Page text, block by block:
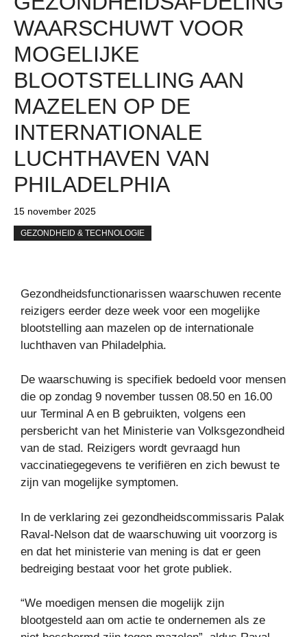
WAARSCHUWT VOOR
MOGELIJKE
BLOOTSTELLING AAN
MAZELEN OP DE
INTERNATIONALE
LUCHTHAVEN VAN
PHILADELPHIA
15 november 2025
GEZONDHEID & TECHNOLOGIE
Gezondheidsfunctionarissen waarschuwen recente
reizigers eerder deze week voor een mogelijke
blootstelling aan mazelen op de internationale
luchthaven van Philadelphia.
De waarschuwing is specifiek bedoeld voor mensen
die op zondag 9 november tussen 08.50 en 16.00
uur Terminal A en B gebruikten, volgens een
persbericht van het Ministerie van Volksgezondheid
van de stad. Reizigers wordt gevraagd hun
vaccinatiegegevens te verifiëren en zich bewust te
zijn van mogelijke symptomen.
In de verklaring zei gezondheidscommissaris Palak
Raval-Nelson dat de waarschuwing uit voorzorg is
en dat het ministerie van mening is dat er geen
bedreiging bestaat voor het grote publiek.
“We moedigen mensen die mogelijk zijn
blootgesteld aan om actie te ondernemen als ze